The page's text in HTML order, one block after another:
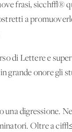
frasi, sicch√®
a
di Lettere e
grande onore gli
digressione.
Oltre a